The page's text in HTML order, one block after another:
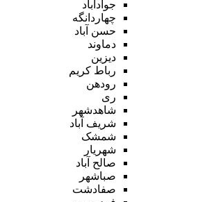
جوادآباد
چهاردانگه
حسن آباد
دماوند
دیزین
رباط کریم
رودهن
ری
شاهدشهر
شریف آباد
شمشک
شهریار
صالح آباد
صباشهر
صفادشت